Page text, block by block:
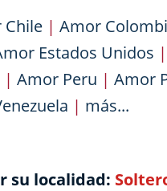
| Amor
Estados Unidos |
| Amor Peru | Amor
| más...
su localidad: